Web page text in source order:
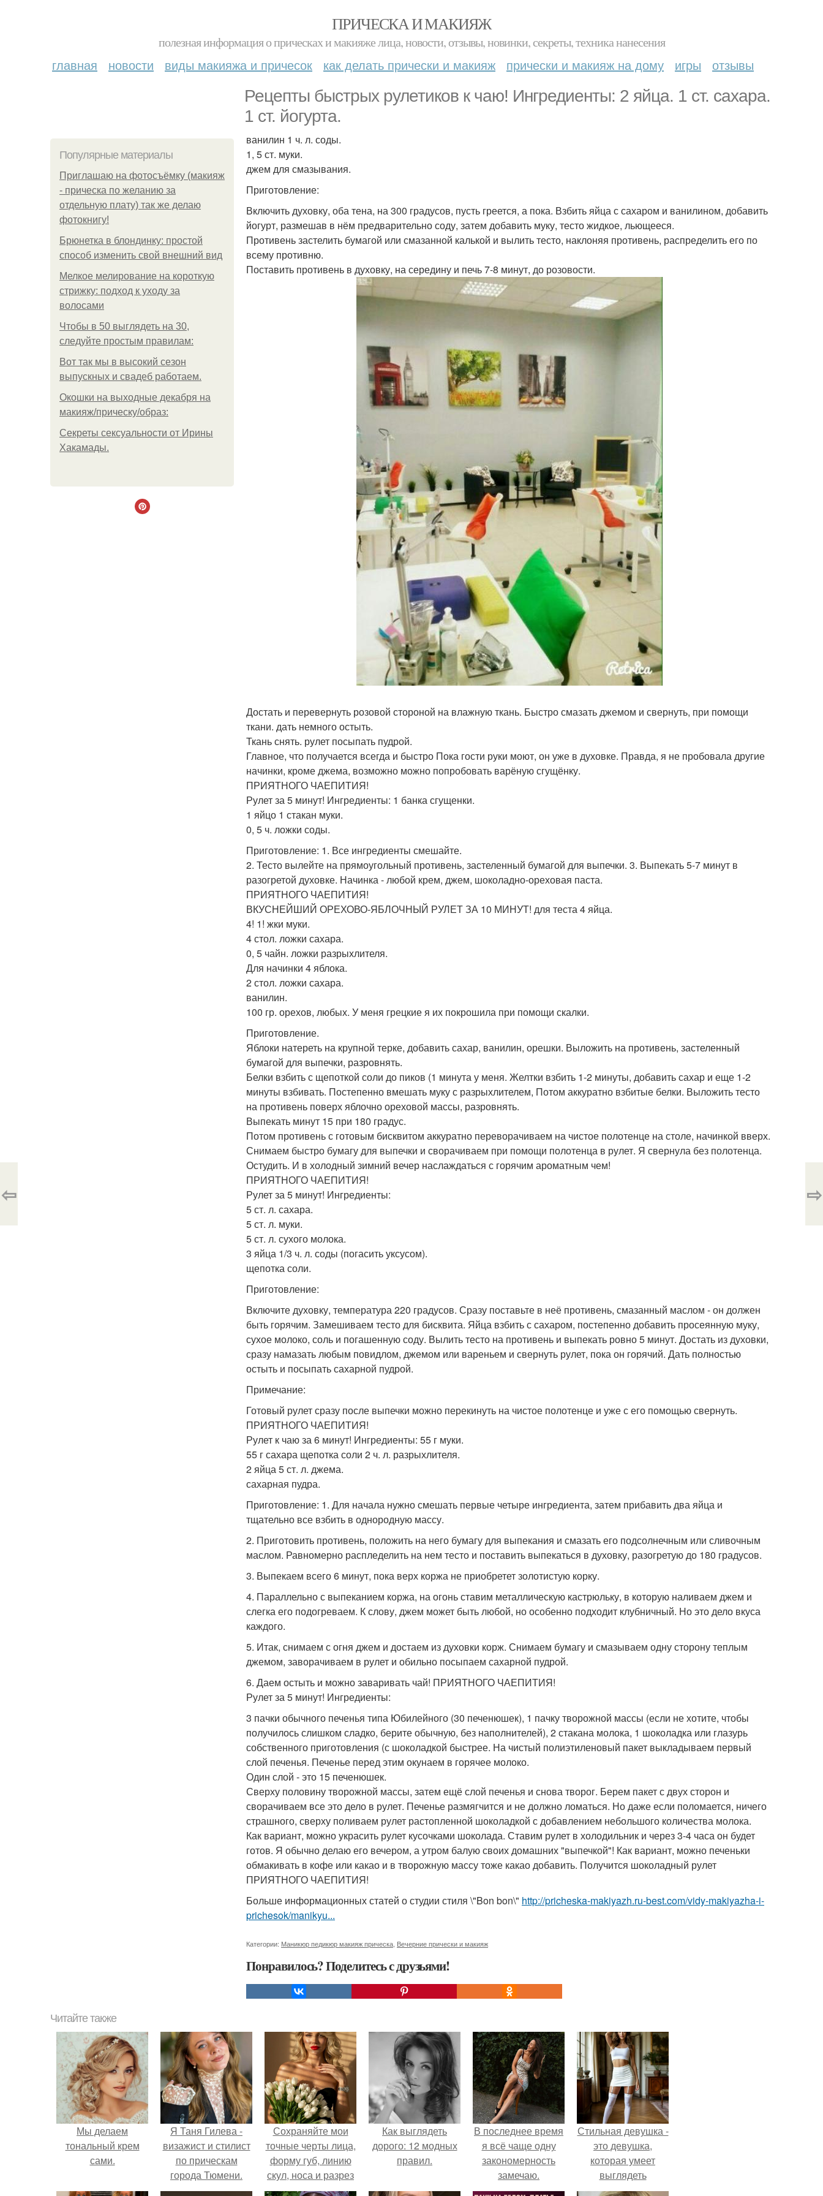
ПРИЧЕСКА И МАКИЯЖ
полезная информация о прическах и макияже лица, новости, отзывы, новинки, секреты, техника нанесения
главная новости виды макияжа и причесок как делать прически и макияж прически и макияж на дому игры отзывы
Рецепты быстрых рулетиков к чаю! Ингредиенты: 2 яйца. 1 ст. сахара.
1 ст. йогурта.
Популярные материалы
Приглашаю на фотосъёмку (макияж
- прическа по желанию за
отдельную плату) так же делаю
фотокнигу!
Брюнетка в блондинку: простой
способ изменить свой внешний вид
Мелкое мелирование на короткую
стрижку: подход к уходу за
волосами
Чтобы в 50 выглядеть на 30,
следуйте простым правилам:
Вот так мы в высокий сезон
выпускных и свадеб работаем.
Окошки на выходные декабря на
макияж/прическу/образ:
Секреты сексуальности от Ирины
Хакамады.
ванилин 1 ч. л. соды.
1, 5 ст. муки.
джем для смазывания.
Приготовление:
Включить духовку, оба тена, на 300 градусов, пусть греется, а пока. Взбить яйца с сахаром и ванилином, добавить
йогурт, размешав в нём предварительно соду, затем добавить муку, тесто жидкое, льющееся.
Противень застелить бумагой или смазанной калькой и вылить тесто, наклоняя противень, распределить его по
всему противню.
Поставить противень в духовку, на середину и печь 7-8 минут, до розовости.
Достать и перевернуть розовой стороной на влажную ткань. Быстро смазать джемом и свернуть, при помощи
ткани. дать немного остыть.
Ткань снять. рулет посыпать пудрой.
Главное, что получается всегда и быстро Пока гости руки моют, он уже в духовке. Правда, я не пробовала другие
начинки, кроме джема, возможно можно попробовать варёную сгущёнку.
ПРИЯТНОГО ЧАЕПИТИЯ!
Рулет за 5 минут! Ингредиенты: 1 банка сгущенки.
1 яйцо 1 стакан муки.
0, 5 ч. ложки соды.
Приготовление: 1. Все ингредиенты смешайте.
2. Тесто вылейте на прямоугольный противень, застеленный бумагой для выпечки. 3. Выпекать 5-7 минут в
разогретой духовке. Начинка - любой крем, джем, шоколадно-ореховая паста.
ПРИЯТНОГО ЧАЕПИТИЯ!
ВКУСНЕЙШИЙ ОРЕХОВО-ЯБЛОЧНЫЙ РУЛЕТ ЗА 10 МИНУТ! для теста 4 яйца.
4! 1! жки муки.
4 стол. ложки сахара.
0, 5 чайн. ложки разрыхлителя.
Для начинки 4 яблока.
2 стол. ложки сахара.
ванилин.
100 гр. орехов, любых. У меня грецкие я их покрошила при помощи скалки.
Приготовление.
Яблоки натереть на крупной терке, добавить сахар, ванилин, орешки. Выложить на противень, застеленный
бумагой для выпечки, разровнять.
Белки взбить с щепоткой соли до пиков (1 минута у меня. Желтки взбить 1-2 минуты, добавить сахар и еще 1-2
минуты взбивать. Постепенно вмешать муку с разрыхлителем, Потом аккуратно взбитые белки. Выложить тесто
на противень поверх яблочно ореховой массы, разровнять.
Выпекать минут 15 при 180 градус.
Потом противень с готовым бисквитом аккуратно переворачиваем на чистое полотенце на столе, начинкой вверх.
Снимаем быстро бумагу для выпечки и сворачиваем при помощи полотенца в рулет. Я свернула без полотенца.
Остудить. И в холодный зимний вечер наслаждаться с горячим ароматным чем!
ПРИЯТНОГО ЧАЕПИТИЯ!
Рулет за 5 минут! Ингредиенты:
5 ст. л. сахара.
5 ст. л. муки.
5 ст. л. сухого молока.
3 яйца 1/3 ч. л. соды (погасить уксусом).
щепотка соли.
Приготовление:
Включите духовку, температура 220 градусов. Сразу поставьте в неё противень, смазанный маслом - он должен
быть горячим. Замешиваем тесто для бисквита. Яйца взбить с сахаром, постепенно добавить просеянную муку,
сухое молоко, соль и погашенную соду. Вылить тесто на противень и выпекать ровно 5 минут. Достать из духовки,
сразу намазать любым повидлом, джемом или вареньем и свернуть рулет, пока он горячий. Дать полностью
остыть и посыпать сахарной пудрой.
Примечание:
Готовый рулет сразу после выпечки можно перекинуть на чистое полотенце и уже с его помощью свернуть.
ПРИЯТНОГО ЧАЕПИТИЯ!
Рулет к чаю за 6 минут! Ингредиенты: 55 г муки.
55 г сахара щепотка соли 2 ч. л. разрыхлителя.
2 яйца 5 ст. л. джема.
сахарная пудра.
Приготовление: 1. Для начала нужно смешать первые четыре ингредиента, затем прибавить два яйца и
тщательно все взбить в однородную массу.
2. Приготовить противень, положить на него бумагу для выпекания и смазать его подсолнечным или сливочным
маслом. Равномерно распледелить на нем тесто и поставить выпекаться в духовку, разогретую до 180 градусов.
3. Выпекаем всего 6 минут, пока верх коржа не приобретет золотистую корку.
4. Параллельно с выпеканием коржа, на огонь ставим металлическую кастрюльку, в которую наливаем джем и
слегка его подогреваем. К слову, джем может быть любой, но особенно подходит клубничный. Но это дело вкуса
каждого.
5. Итак, снимаем с огня джем и достаем из духовки корж. Снимаем бумагу и смазываем одну сторону теплым
джемом, заворачиваем в рулет и обильно посыпаем сахарной пудрой.
6. Даем остыть и можно заваривать чай! ПРИЯТНОГО ЧАЕПИТИЯ!
Рулет за 5 минут! Ингредиенты:
3 пачки обычного печенья типа Юбилейного (30 печенюшек), 1 пачку творожной массы (если не хотите, чтобы
получилось слишком сладко, берите обычную, без наполнителей), 2 стакана молока, 1 шоколадка или глазурь
собственного приготовления (с шоколадкой быстрее. На чистый полиэтиленовый пакет выкладываем первый
слой печенья. Печенье перед этим окунаем в горячее молоко.
Один слой - это 15 печенюшек.
Сверху половину творожной массы, затем ещё слой печенья и снова творог. Берем пакет с двух сторон и
сворачиваем все это дело в рулет. Печенье размягчится и не должно ломаться. Но даже если поломается, ничего
страшного, сверху поливаем рулет растопленной шоколадкой с добавлением небольшого количества молока.
Как вариант, можно украсить рулет кусочками шоколада. Ставим рулет в холодильник и через 3-4 часа он будет
готов. Я обычно делаю его вечером, а утром балую своих домашних "выпечкой"! Как вариант, можно печеньки
обмакивать в кофе или какао и в творожную массу тоже какао добавить. Получится шоколадный рулет
ПРИЯТНОГО ЧАЕПИТИЯ!
Больше информационных статей о студии стиля \"Bon bon\" http://pricheska-makiyazh.ru-best.com/vidy-makiyazha-i-
prichesok/manikyu...
Категории: Маникюр педикюр макияж прическа Вечерние прически и макияж
Понравилось? Поделитесь с друзьями!
⇦ ⇨
Читайте также
Мы делаем
тональный крем
сами.
Я Таня Гилева -
визажист и стилист
по прическам
города Тюмени.
Сохраняйте мои
точные черты лица,
форму губ, линию
скул, носа и разрез
глаз.
Как выглядеть
дорого: 12 модных
правил.
В последнее время
я всё чаще одну
закономерность
замечаю.
Стильная девушка -
это девушка,
которая умеет
выглядеть
привлекательно и